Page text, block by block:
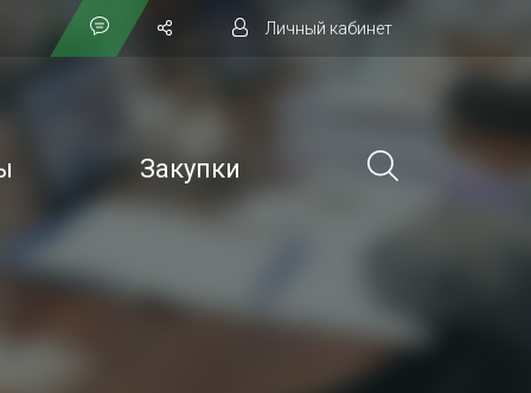
Личный кабинет
Закупки